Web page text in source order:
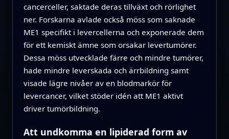
cancerceller, saktade deras tillväxt och rörlighet
ner. Forskarna avlade också möss som saknade
ME1 specifikt i levercellerna och exponerade dem
för ett kemiskt ämne som orsakar levertumörer.
Dessa möss utvecklade färre och mindre tumörer,
hade mindre leverskada och ärrbildning samt
visade lägre nivåer av en blodmarkör för
levercancer, vilket stöder idén att ME1 aktivt
driver tumörbildning.
Att undkomma en lipiderad form av